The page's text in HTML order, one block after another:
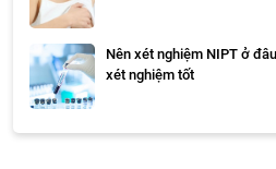
Nên xét nghiệm NIPT ở
xét nghiệm tốt